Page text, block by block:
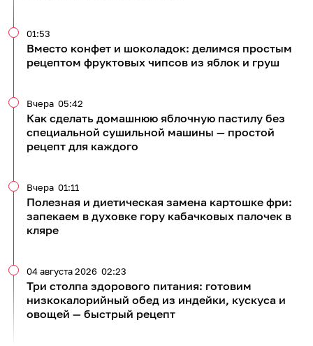
Вместо конфет и шоколадок: делимся простым
рецептом фруктовых чипсов из яблок и груш
01:53
Как сделать домашнюю яблочную пастилу без
специальной сушильной машины — простой
рецепт для каждого
Вчера 05:42
Полезная и диетическая замена картошке фри:
запекаем в духовке гору кабачковых палочек в
кляре
Вчера 01:11
Три столпа здорового питания: готовим
низкокалорийный обед из индейки, кускуса и
овощей — быстрый рецепт
04 августа 2026 02:23